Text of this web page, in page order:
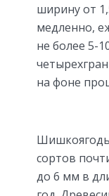
ширину от
медленно,
не более 5-
на фоне
сортов
до 6 мм в